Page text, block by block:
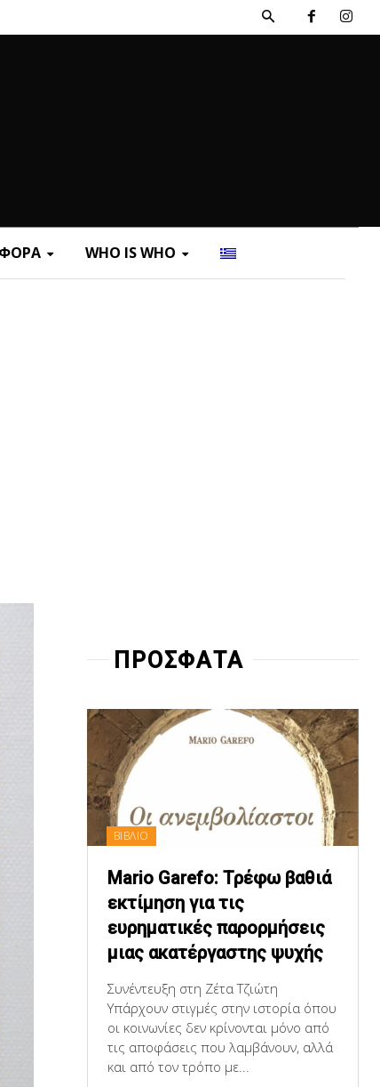
WHO IS WHO
ΠΡΟΣΦΑΤΑ
ΒΙΒΛΙΟ
Mario Garefo: Τρέφω βαθιά
εκτίμηση για τις
ευρηματικές παρορμήσεις
μιας ακατέργαστης ψυχής
Συνέντευξη στη Ζέτα Τζιώτη
Υπάρχουν στιγμές στην ιστορία όπου
οι κοινωνίες δεν κρίνονται μόνο από
τις αποφάσεις που λαμβάνουν, αλλά
και από τον τρόπο με...